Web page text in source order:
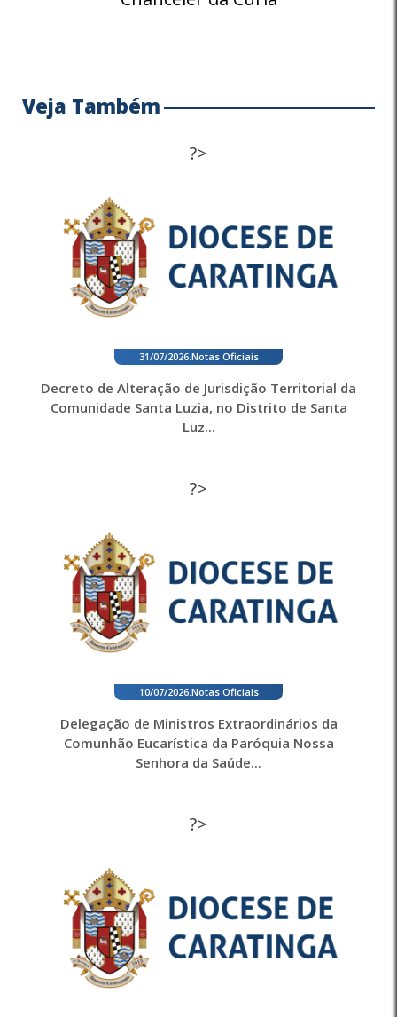
Veja Também
?>
31/07/2026. Notas Oficiais
Decreto de Alteração de Jurisdição Territorial da
Comunidade Santa Luzia, no Distrito de Santa
Luz...
?>
10/07/2026. Notas Oficiais
Delegação de Ministros Extraordinários da
Comunhão Eucarística da Paróquia Nossa
Senhora da Saúde...
?>